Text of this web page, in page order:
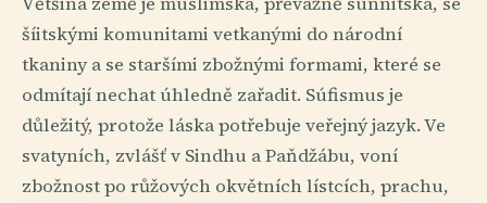
šíitskými komunitami vetkanými do národní
tkaniny a se staršími zbožnými formami, které se
odmítají nechat úhledně zařadit. Súfismus je
důležitý, protože láska potřebuje veřejný jazyk. Ve
svatyních, zvlášť v Sindhu a Paňdžábu, voní
zbožnost po růžových okvětních lístcích, prachu,